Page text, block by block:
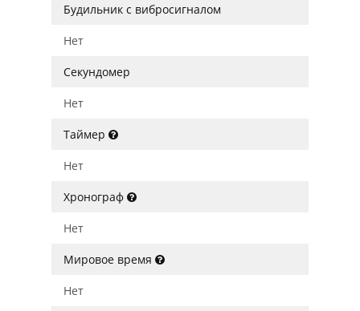
Будильник с вибросигналом
Нет
Секундомер
Нет
Таймер
Нет
Хронограф
Нет
Мировое время
Нет